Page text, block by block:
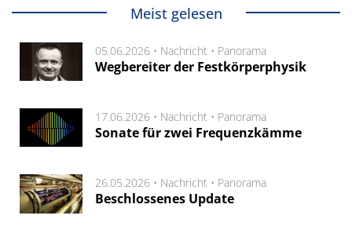
Meist gelesen
05.06.2026 • Nachricht • Panorama
Wegbereiter der Festkörperphysik
17.06.2026 • Nachricht • Panorama
Sonate für zwei Frequenzkämme
26.05.2026 • Nachricht • Panorama
Beschlossenes Update